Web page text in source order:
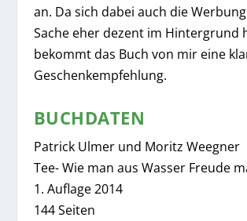
an. Da sich dabei auch die
Sache eher dezent im Hintergrund
bekommt das Buch von mir eine
Geschenkempfehlung.
BUCHDATEN
Patrick Ulmer und Moritz Weegner
Tee- Wie man aus Wasser Freude
1. Auflage 2014
144 Seiten